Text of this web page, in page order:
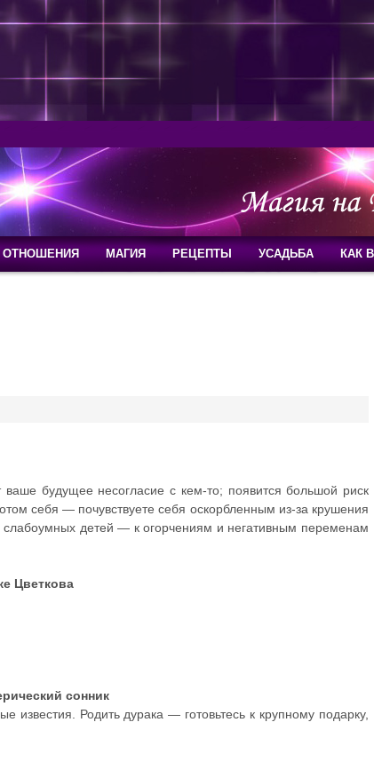
ОТНОШЕНИЯ МАГИЯ РЕЦЕПТЫ УСАДЬБА КАК
ваше будущее несогласие с кем-то; появится большой риск
себя — почувствуете себя оскорбленным из-за крушения
слабоумных детей — к огорчениям и негативным переменам
Цветкова
сонник
известия. Родить дурака — готовьтесь к крупному подарку,